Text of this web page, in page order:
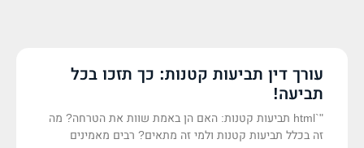
עורך דין תביעות קטנות: כך תזכו בכל
תביעה!
"`html תביעות קטנות: האם הן באמת שוות את הטרחה? מה
זה בכלל תביעות קטנות ולמי זה מתאים? רבים מאמינים